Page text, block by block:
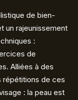
de bien-
un rajeunissement
:
de
Alliées à des
répétitions de ces
: la peau est